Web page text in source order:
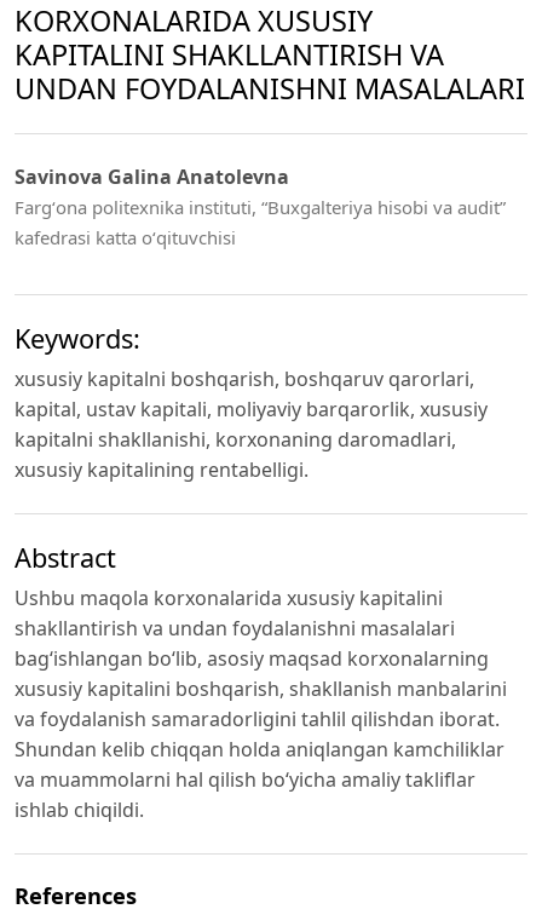
KORXONALARIDA XUSUSIY
KAPITALINI SHAKLLANTIRISH VA
UNDAN FOYDALANISHNI MASALALARI
Savinova Galina Anatolevna
Fargʻona politexnika instituti, “Buxgalteriya hisobi va audit”
kafedrasi katta oʻqituvchisi
Keywords:
xususiy kapitalni boshqarish, boshqaruv qarorlari,
kapital, ustav kapitali, moliyaviy barqarorlik, xususiy
kapitalni shakllanishi, korxonaning daromadlari,
xususiy kapitalining rentabelligi.
Abstract
Ushbu maqola korxonalarida xususiy kapitalini
shakllantirish va undan foydalanishni masalalari
bagʻishlangan boʻlib, asosiy maqsad korxonalarning
xususiy kapitalini boshqarish, shakllanish manbalarini
va foydalanish samaradorligini tahlil qilishdan iborat.
Shundan kelib chiqqan holda aniqlangan kamchiliklar
va muammolarni hal qilish boʻyicha amaliy takliflar
ishlab chiqildi.
References